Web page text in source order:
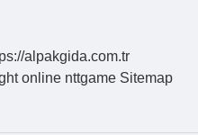
alpakgida.com.tr
online nttgame Sitemap